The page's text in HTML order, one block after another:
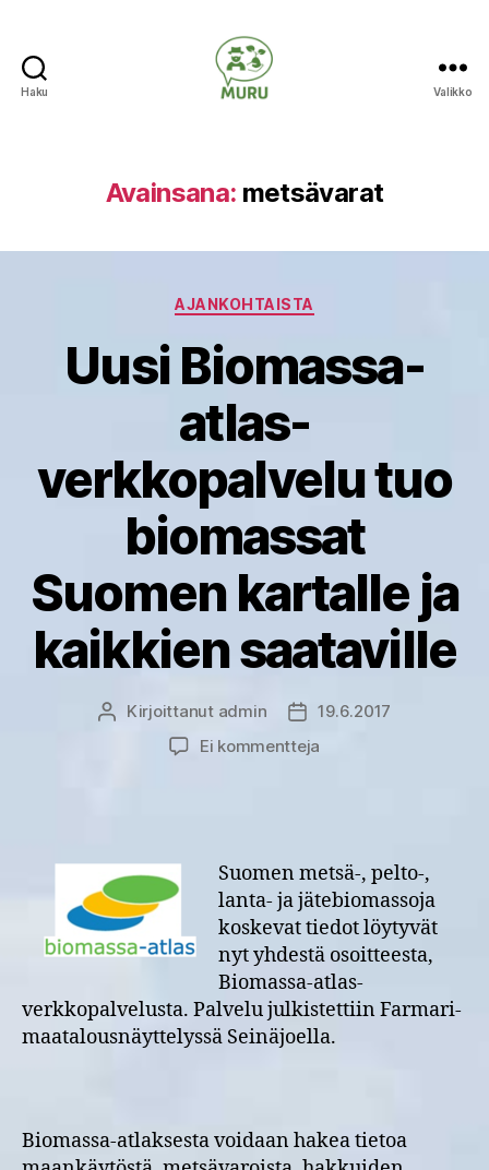
Haku Valikko
Avainsana: metsävarat
Kategoriat
AJANKOHTAISTA
Uusi Biomassa-
atlas-
verkkopalvelu tuo
biomassat
Suomen kartalle ja
kaikkien saataville
Kirjoittaja
Kirjoittanut admin Julkaisupäivämäärä
19.6.2017
Ei kommentteja
tuo
biomassat
Suomen
kartalle
ja
kaikkien
saataville
Suomen metsä-, pelto-,
lanta- ja jätebiomassoja
koskevat tiedot löytyvät
nyt yhdestä osoitteesta,
Biomassa-atlas-
verkkopalvelusta. Palvelu julkistettiin Farmari-
maatalousnäyttelyssä Seinäjoella.
Biomassa-atlaksesta voidaan hakea tietoa